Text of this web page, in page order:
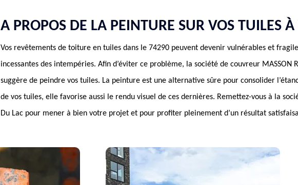
A PROPOS DE LA PEINTURE SUR VOS TUILES
Vos revêtements de toiture en tuiles dans le 74290 peuvent devenir vulnérables et
incessantes des intempéries. Afin d’éviter ce problème, la société de couvreur MASSON
suggère de peindre vos tuiles. La peinture est une alternative sûre pour consolider
de vos tuiles, elle favorise aussi le rendu visuel de ces dernières. Remettez-vous à la
Du Lac pour mener à bien votre projet et pour profiter pleinement d’un résultat